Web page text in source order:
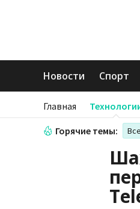
Новости Спорт
Главная
Горячие темы: